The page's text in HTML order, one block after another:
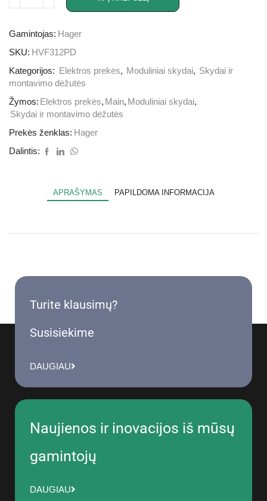
Gamintojas: Hager
SKU: HVF312PD
Kategorijos:
Elektros prekės, Moduliniai skydai, Skydai ir
montavimo dėžutės
Žymos: Elektros prekės, Main, Moduliniai skydai,
Skydai ir montavimo dėžutės
Prekės ženklas: Hager
Dalintis:
APRAŠYMAS PAPILDOMA INFORMACIJA
Turite klausimų?
Susisiekime
DAUGIAU
Naujienos ir inovacijos iš mūsų
gamintojų
DAUGIAU